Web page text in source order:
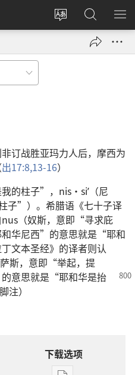
更
登
录
（打
搜
索
JW.ORG
显
订战胜亚玛力人后，摩西为
出17:8,13-16）
的柱子”，nis·siʹ（尼
子”）。希腊语《七十子译
（奴斯，意即“寻求庇
华尼西”的意思就是“耶和
文本圣经》的译者则认
斯，意即“举起，提
意思就是“耶和华是抬
注）
下载选项